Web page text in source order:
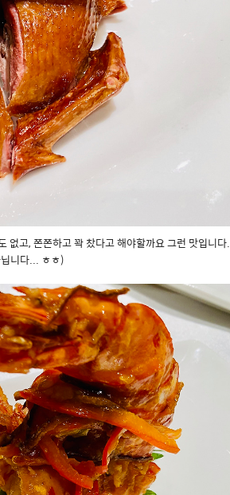
없고, 쫀쫀하고 꽉 찼다고 해야할까요 그런 맛입니다.
니다... ㅎㅎ)